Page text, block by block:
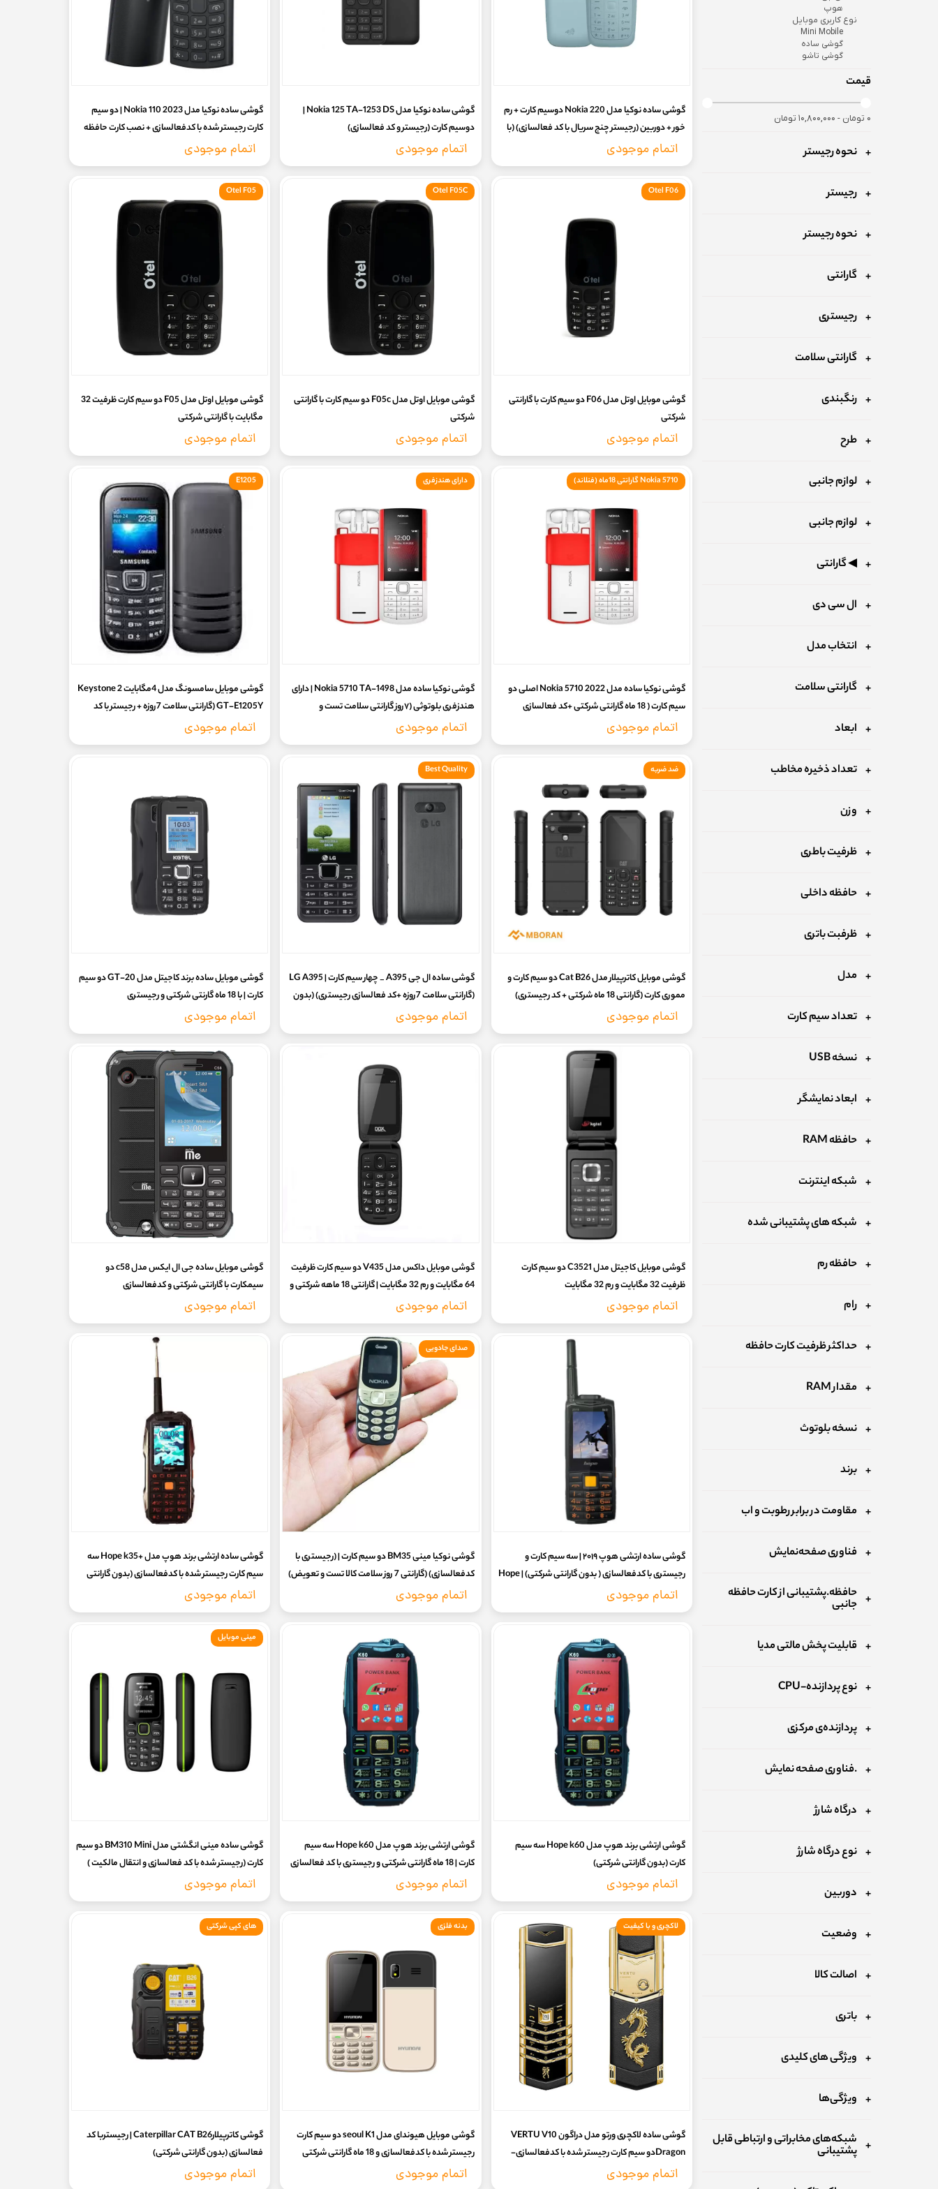
هوپ
نوع کاربری موبایل
Mini Mobile
گوشی ساده
گوشی تاشو
قیمت
۰ تومان - ۱۰,۸۰۰,۰۰۰ تومان
نحوه رجیستر
رجیستر
نحوه رجیستر
گارانتی
رجیستری
گارانتی سلامت
رنگبندی
طرح
لوازم جانبی
لوازم جانبی
◀ گارانتی
ال سی دی
انتخاب مدل
گارانتی سلامت
ابعاد
تعداد ذخیره مخاطب
وزن
ظرفیت باطری
حافظه داخلی
ظرفبت باتری
مدل
تعداد سیم کارت
نسخه USB
ابعاد نمایشگر
حافظه RAM
شبکه اینترنت
شبکه های پشتیبانی شده
حافظه رم
رام
حداکثر ظرفیت کارت حافظه
مقدار RAM
نسخه‌ بلوتوث
برند
مقاومت در برابر رطوبت و اب
فناوری صفحه‌نمایش
حافظه.پشتیبانی از کارت حافظه
جانبی
قابلیت پخش مالتی مدیا
نوع پردازنده-CPU
پردازنده‌ی مرکزی
.فناوری صفحه نمایش
درگاه شارژ
نوع درگاه شارژ
دوربین
وضعیت
اصالت کالا
باتری
ویژگی های کلیدی
ویژگی‌ها
شبکه‌های مخابراتی و ارتباطی قابل
پشتیبانی
گوشی ساده نوکیا مدل Nokia 220 دوسیم کارت + رم
خور + دوربین (رجیستر چنج سریال با کد فعالسازی) (با
گارانتی و پشتیبانی ۱۸ ماهه شرکتی)
اتمام موجودی
گوشی ساده نوکیا مدل Nokia 125 TA-1253 DS |
دوسیم کارت (رجیستر و کد فعالسازی)
اتمام موجودی
گوشی ساده نوکیا مدل Nokia 110 2023 | دو سیم
کارت رجیستر شده با کدفعالسازی + نصب کارت حافظه
(با گارانتی 7 روزه سلامت)
اتمام موجودی
گوشی موبایل اوتل مدل F06 دو سیم کارت با گارانتی
شرکتی
اتمام موجودی
Otel F06
گوشی موبایل اوتل مدل F05c دو سیم کارت با گارانتی
شرکتی
اتمام موجودی
Otel F05C
گوشی موبایل اوتل مدل F05 دو سیم کارت ظرفیت 32
مگابایت با گارانتی شرکتی
اتمام موجودی
Otel F05
گوشی نوکیا ساده مدل 2022 5710 Nokia اصلی دو
سیم کارت ( 18 ماه گارانتی شرکتی +کد فعالسازی
رجیستری) سفارش فنلاند
اتمام موجودی
Nokia 5710 گارانتی 18ماه (فنلاند)
گوشی نوکیا ساده مدل Nokia 5710 TA-1498 | دارای
هندزفری بلوتوثی (۷روز گارانتی سلامت تست و
تعویض)
اتمام موجودی
دارای هندزفری
گوشی موبایل سامسونگ مدل 4مگابایت Keystone 2
GT-E1205Y (گارانتی سلامت 7روزه + رجیستر با کد
فعالسازی)
اتمام موجودی
E1205
گوشی موبایل کاترپیلار مدل Cat B26 دو سیم کارت و
مموری کارت (گارانتی 18 ماه شرکتی + کد رجیستری)
اتمام موجودی
ضد ضربه
گوشی ساده ال جی A395 _ چهار سیم کارت | LG A395
(گارانتی سلامت 7روزه +کد فعالسازی رجیستری) (بدون
گارانتی شرکتی)
اتمام موجودی
Best Quality
گوشی موبایل ساده برند کاجیتل مدل GT-20 دو سیم‌
کارت | با 18 ماه گارنتی شرکتی و رجیستری
اتمام موجودی
گوشی موبایل کاجیتل مدل C3521 دو سیم‌ کارت
ظرفیت 32 مگابایت و رم 32 مگابایت
اتمام موجودی
گوشی موبایل داکس مدل V435 دو سیم‌ کارت ظرفیت
64 مگابایت و رم 32 مگابایت | گارانتی 18 ماهه شرکتی و
کدفعالسازی
اتمام موجودی
گوشی موبایل ساده جی ال ایکس مدل c58 دو
سیمکارت با گارانتی شرکتی و کدفعالسازی
اتمام موجودی
گوشی ساده ارتشی هوپ ۲۰۱۹ | سه سیم کارت و
رجیستری با کدفعالسازی ( بدون گارانتی شرکتی) | Hope
2019 32 MB
اتمام موجودی
گوشی نوکیا مینی BM35 دو سیم کارت | (رجیستری با
کدفعالسازی) (گارانتی 7 روز سلامت کالا تست و تعویض)
اتمام موجودی
صدای جادویی
گوشی ساده ارتشی برند هوپ مدل +Hope k35 سه
سیم کارت رجیستر شده با کدفعالسازی (بدون گارانتی
شرکتی)
اتمام موجودی
گوشی ارتشی برند هوپ مدل Hope k60 سه سیم
کارت (بدون گارانتی شرکتی)
اتمام موجودی
گوشی ارتشی برند هوپ مدل Hope k60 سه سیم
کارت | 18 ماه گارانتی شرکتی و رجیستری با کد فعالسازی
اتمام موجودی
گوشی ساده مینی انگشتی مدل BM310 Mini دو سیم
کارت (رجیستر شده با کد فعالسازی و انتقال مالکیت )
(گارانتی 7روزه سلامت کالا تست و تعویض)
اتمام موجودی
مینی موبایل
گوشی ساده لاکچری ورتو مدل دراگون VERTU V10
Dragonدو سیم کارت رجیستر شده با کدفعالسازی-
اتمام موجودی
لاکچری و با کیفیت
گوشی موبایل هیوندای مدل seoul K1 دو سیم کارت
رجیستر شده با کدفعالسازی و 18 ماه گارانتی شرکتی
(بدون گارانتی شرکتی)
اتمام موجودی
بدنه فلزی
گوشی کاترپیلارCaterpillar CAT B26 | رجیستربا کد
فعالسازی (بدون گارانتی شرکتی)
اتمام موجودی
های کپی شرکتی